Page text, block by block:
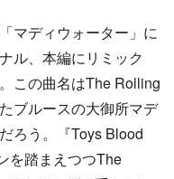
マディウォーター」に
ル、本編にリミック
この曲名はThe Rolling
ブルースの大御所マデ
ろう。『Toys Blood
を踏まえつつThe